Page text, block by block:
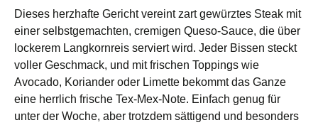
Dieses herzhafte Gericht vereint zart gewürztes Steak mit
einer selbstgemachten, cremigen Queso-Sauce, die über
lockerem Langkornreis serviert wird. Jeder Bissen steckt
voller Geschmack, und mit frischen Toppings wie
Avocado, Koriander oder Limette bekommt das Ganze
eine herrlich frische Tex-Mex-Note. Einfach genug für
unter der Woche, aber trotzdem sättigend und besonders